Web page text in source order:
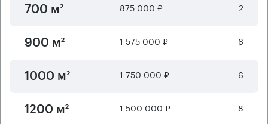
700 м² 875 000 ₽ 2
900 м² 1 575 000 ₽ 6
1000 м² 1 750 000 ₽ 6
1200 м² 1 500 000 ₽ 8